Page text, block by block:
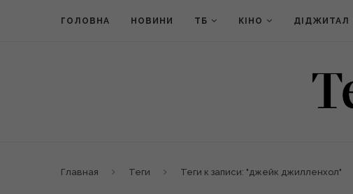
ГОЛОВНА НОВИНИ ТБ КІНО ДІДЖИТАЛ
Главная Теги Теги к записи: "джейк джилленхол"